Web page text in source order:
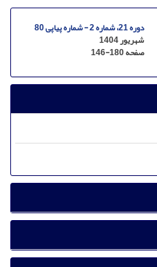
دوره 21، شماره 2 - شماره پیاپی 80
شهریور 1404
صفحه146-180